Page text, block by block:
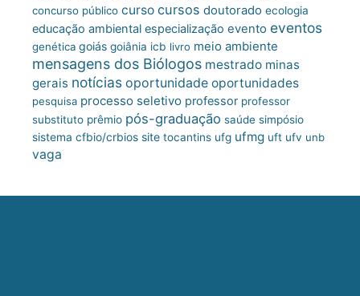
concurso público curso cursos doutorado ecologia
educação ambiental especialização evento eventos
genética goiás goiânia icb livro meio ambiente
mensagens dos Biólogos mestrado minas
gerais notícias oportunidade oportunidades
pesquisa processo seletivo professor professor
substituto prêmio pós-graduação saúde simpósio
sistema cfbio/crbios site tocantins ufg ufmg uft ufv unb
vaga